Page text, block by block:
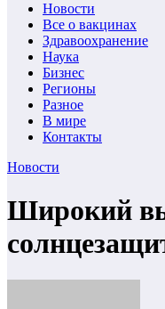
Новости
Все о вакцинах
Здравоохранение
Наука
Бизнес
Регионы
Разное
В мире
Контакты
Новости
Широкий